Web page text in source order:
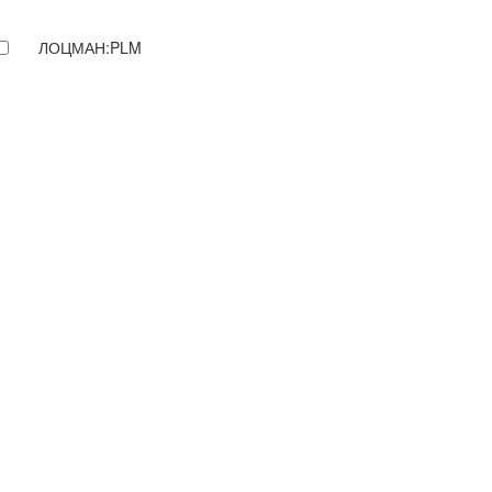
ЛОЦМАН:PLM